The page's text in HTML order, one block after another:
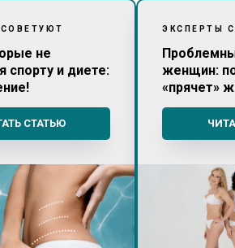
не
спорту и диете:
СТАТЬЮ
ЭКСПЕРТЫ
женщин:
«прячет»